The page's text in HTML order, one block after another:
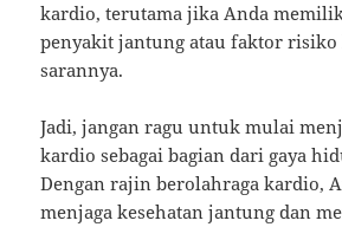
kardio, terutama jika Anda
penyakit jantung atau faktor risiko
sarannya.
Jadi, jangan ragu untuk mulai
kardio sebagai bagian dari gaya
Dengan rajin berolahraga kardio,
menjaga kesehatan jantung dan